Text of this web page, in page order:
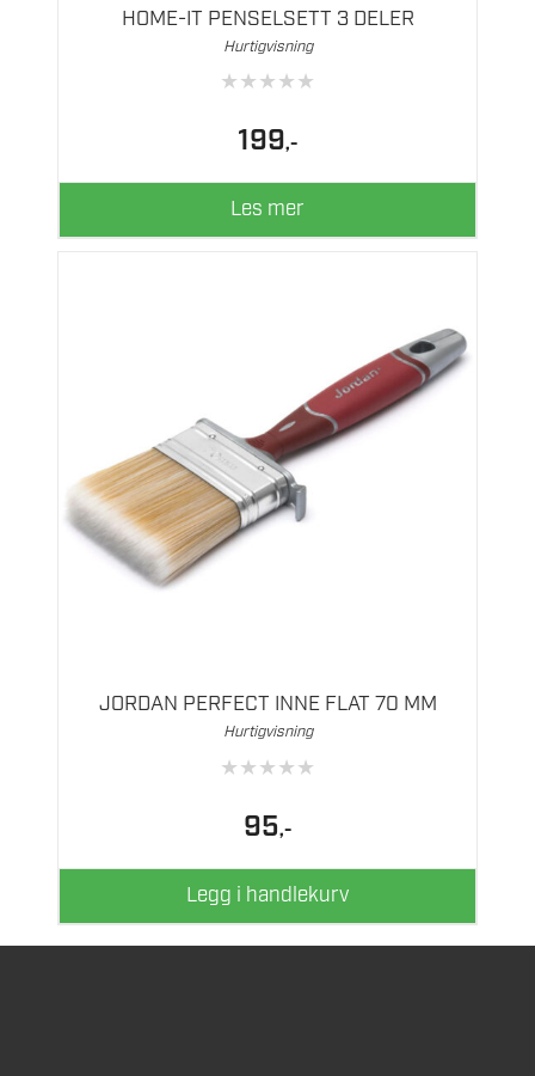
HOME-IT PENSELSETT 3 DELER
Hurtigvisning
★★★★★
199,-
Les mer
JORDAN PERFECT INNE FLAT 70 MM
Hurtigvisning
★★★★★
95,-
Legg i handlekurv